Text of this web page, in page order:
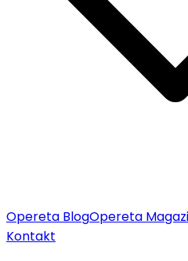
Opereta BlogOpereta
Kontakt